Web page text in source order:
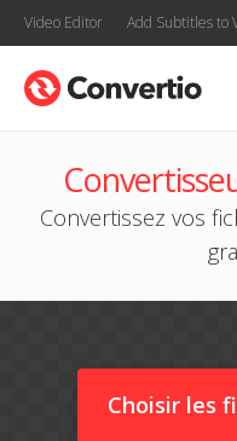
Video Editor Add Subtitles to
Convertissez vos
Choisir les